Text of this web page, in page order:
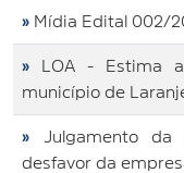
» Mídia Edital 002/
»
LOA - Estima
município de
» Julgamento
desfavor da